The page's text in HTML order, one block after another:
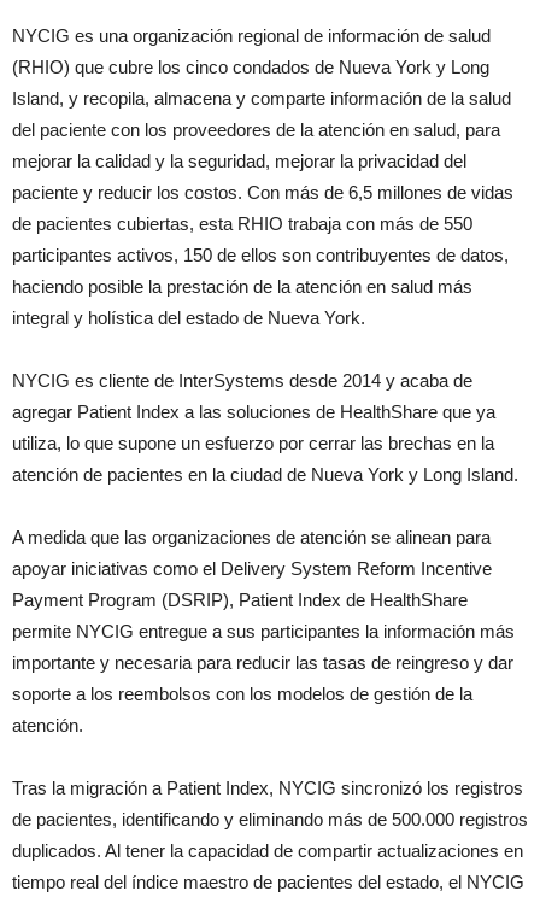
NYCIG es una organización regional de información de salud
(RHIO) que cubre los cinco condados de Nueva York y Long
Island, y recopila, almacena y comparte información de la salud
del paciente con los proveedores de la atención en salud, para
mejorar la calidad y la seguridad, mejorar la privacidad del
paciente y reducir los costos. Con más de 6,5 millones de vidas
de pacientes cubiertas, esta RHIO trabaja con más de 550
participantes activos, 150 de ellos son contribuyentes de datos,
haciendo posible la prestación de la atención en salud más
integral y holística del estado de Nueva York.
NYCIG es cliente de InterSystems desde 2014 y acaba de
agregar Patient Index a las soluciones de HealthShare que ya
utiliza, lo que supone un esfuerzo por cerrar las brechas en la
atención de pacientes en la ciudad de Nueva York y Long Island.
A medida que las organizaciones de atención se alinean para
apoyar iniciativas como el Delivery System Reform Incentive
Payment Program (DSRIP), Patient Index de HealthShare
permite NYCIG entregue a sus participantes la información más
importante y necesaria para reducir las tasas de reingreso y dar
soporte a los reembolsos con los modelos de gestión de la
atención.
Tras la migración a Patient Index, NYCIG sincronizó los registros
de pacientes, identificando y eliminando más de 500.000 registros
duplicados. Al tener la capacidad de compartir actualizaciones en
tiempo real del índice maestro de pacientes del estado, el NYCIG